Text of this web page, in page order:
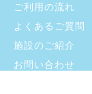
ご利用の流れ
よくあるご質問
施設のご紹介
お問い合わせ